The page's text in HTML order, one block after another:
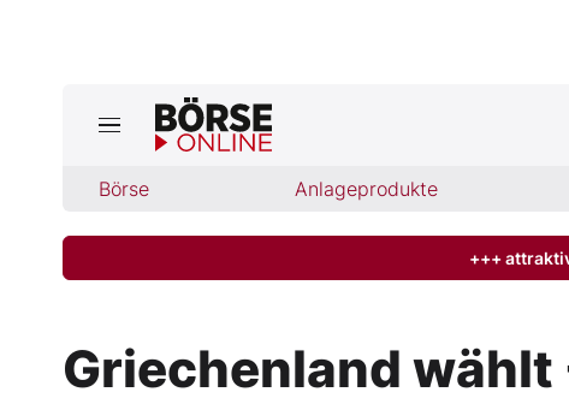
Börse Anlageprodukte
Börse
Abo & Shop
+++
Griechenland wählt